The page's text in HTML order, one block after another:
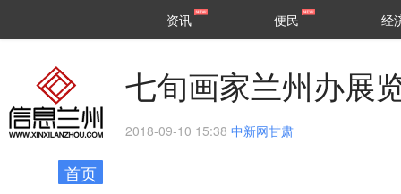
区县
资讯 便民 经
首页
七旬画家兰州办展
2018-09-10 15:38 中新网甘肃